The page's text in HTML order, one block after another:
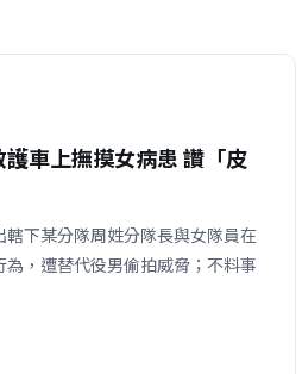
護車上撫摸女病患 讚「皮
下某分隊周姓分隊長與女隊員在
，遭替代役男偷拍威脅；不料事